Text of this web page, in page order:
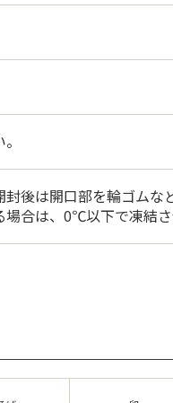
後は開口部を輪ゴム
合は、0℃以下で凍結さ